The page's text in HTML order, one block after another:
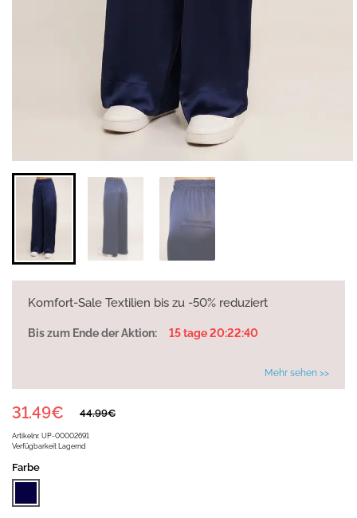
Komfort-Sale Textilien bis zu -50% reduziert
Bis zum Ende der Aktion: 15 tage 20:22:40
Mehr sehen >>
Artikelnr. UP-00002691
Verfügbarkeit Lagernd
44.99€
31.49€
Farbe